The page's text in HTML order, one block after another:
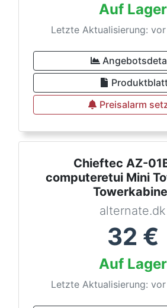
Auf Lager
Letzte Aktualisierung:
Preisalarm
Chieftec AZ-
computeretui Mini
alternate.dk
32 €
Auf Lager
Letzte Aktualisierung: